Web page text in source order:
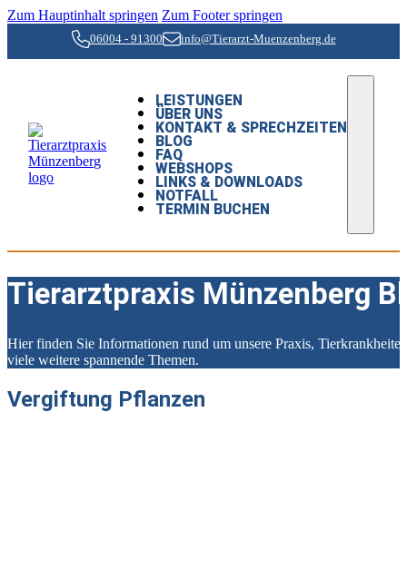
Zum Hauptinhalt springen Zum Footer springen
06004 - 91300 info@Tierarzt-Muenzenberg.de
LEISTUNGEN
ÜBER UNS
KONTAKT & SPRECHZEITEN
BLOG
FAQ
WEBSHOPS
LINKS & DOWNLOADS
NOTFALL
TERMIN BUCHEN
Tierarztpraxis Münzenberg
Hier finden Sie Informationen rund um unsere Praxis,
viele weitere spannende Themen.
Vergiftung Pflanzen